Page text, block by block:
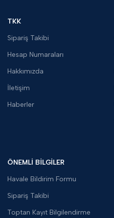
TKK
Sipariş Takibi
Hesap Numaraları
Hakkımızda
İletişim
Haberler
ÖNEMLİ BİLGİLER
Havale Bildirim Formu
Sipariş Takibi
Toptan Kayıt Bilgilendirme